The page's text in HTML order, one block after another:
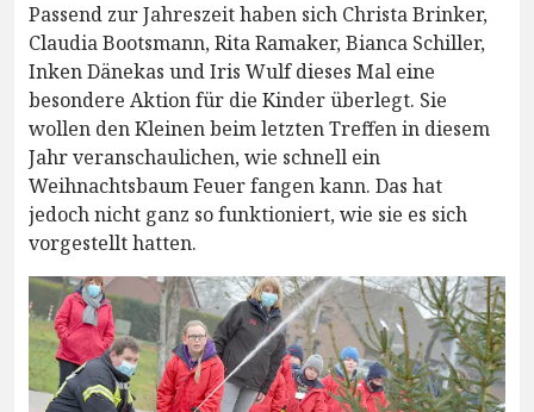
Passend zur Jahreszeit haben sich Christa Brinker,
Claudia Bootsmann, Rita Ramaker, Bianca Schiller,
Inken Dänekas und Iris Wulf dieses Mal eine
besondere Aktion für die Kinder überlegt. Sie
wollen den Kleinen beim letzten Treffen in diesem
Jahr veranschaulichen, wie schnell ein
Weihnachtsbaum Feuer fangen kann. Das hat
jedoch nicht ganz so funktioniert, wie sie es sich
vorgestellt hatten.